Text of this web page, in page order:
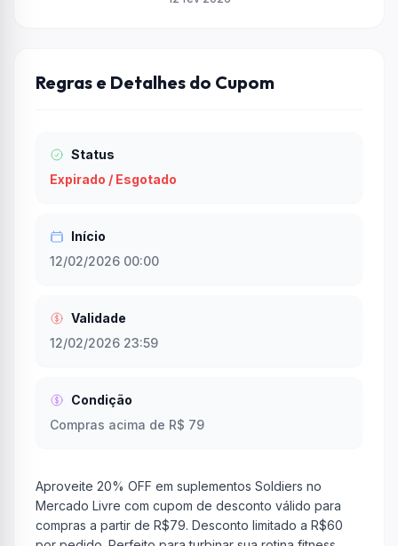
Regras e Detalhes do Cupom
Status
Expirado / Esgotado
Início
12/02/2026 00:00
Validade
12/02/2026 23:59
Condição
Compras acima de R$ 79
Aproveite 20% OFF em suplementos Soldiers no
Mercado Livre com cupom de desconto válido para
compras a partir de R$79. Desconto limitado a R$60